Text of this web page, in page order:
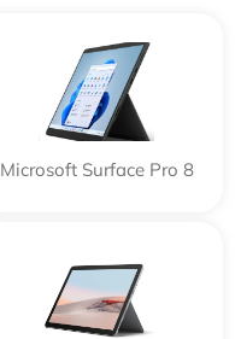
Microsoft Surface Pro 8